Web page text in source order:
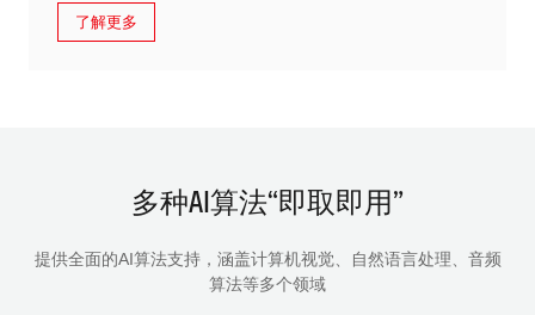
了解更多
多种AI算法“即取即用”
提供全面的AI算法支持，涵盖计算机视觉、自然语言处理、音频
算法等多个领域